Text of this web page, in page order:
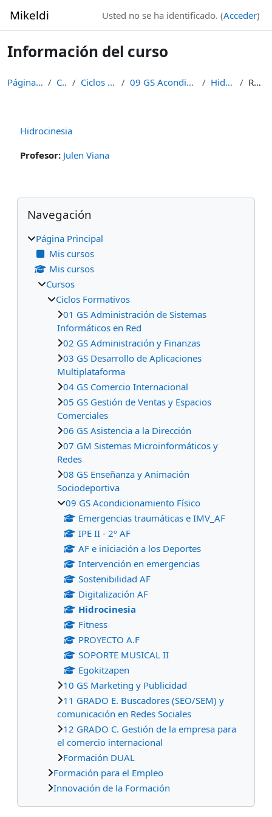
Mikeldi Usted no se ha identificado. (Acceder)
Información del curso
Página Principal Cursos Ciclos Formativos 09 GS Acondicionamiento Físico Hidrocinesia Resumen
Hidrocinesia
Profesor: Julen Viana
Bloques
Salta Navegación
Navegación
Página Principal
Mis cursos
Mis cursos
Cursos
Ciclos Formativos
01 GS Administración de Sistemas
Informáticos en Red
02 GS Administración y Finanzas
03 GS Desarrollo de Aplicaciones
Multiplataforma
04 GS Comercio Internacional
05 GS Gestión de Ventas y Espacios
Comerciales
06 GS Asistencia a la Dirección
07 GM Sistemas Microinformáticos y
Redes
08 GS Enseñanza y Animación
Sociodeportiva
09 GS Acondicionamiento Físico
Emergencias traumáticas e IMV_AF
IPE II - 2º AF
AF e iniciación a los Deportes
Intervención en emergencias
Sostenibilidad AF
Digitalización AF
Hidrocinesia
Fitness
PROYECTO A.F
SOPORTE MUSICAL II
Egokitzapen
10 GS Marketing y Publicidad
11 GRADO E. Buscadores (SEO/SEM) y
comunicación en Redes Sociales
12 GRADO C. Gestión de la empresa para
el comercio internacional
Formación DUAL
Formación para el Empleo
Innovación de la Formación